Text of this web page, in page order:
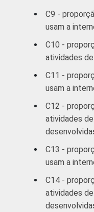
CLASSE
SOCIAL
C9 -
usam a
C10 -
atividades
C11 -
usam a
C12 -
atividades
C13 -
usam a
C14 -
atividades